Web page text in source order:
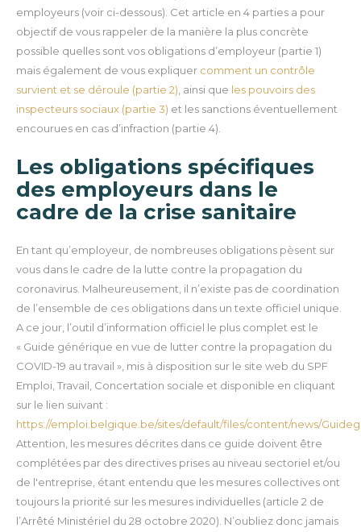
employeurs (voir ci-dessous). Cet article en 4 parties a pour
objectif de vous rappeler de la manière la plus concrète
possible quelles sont vos obligations d’employeur (partie 1)
mais également de vous expliquer comment un contrôle
survient et se déroule (partie 2) , ainsi que les pouvoirs des
inspecteurs sociaux (partie 3) et les sanctions éventuellement
encourues en cas d’infraction (partie 4).
Les obligations spécifiques
des employeurs dans le
cadre de la crise sanitaire
En tant qu’employeur, de nombreuses obligations pèsent sur
vous dans le cadre de la lutte contre la propagation du
coronavirus. Malheureusement, il n’existe pas de coordination
de l’ensemble de ces obligations dans un texte officiel unique.
A ce jour, l’outil d’information officiel le plus complet est le
« Guide générique en vue de lutter contre la propagation du
COVID-19 au travail », mis à disposition sur le site web du SPF
Emploi, Travail, Concertation sociale et disponible en cliquant
sur le lien suivant :
https://emploi.belgique.be/sites/default/files/content/news/
Attention, les mesures décrites dans ce guide doivent être
complétées par des directives prises au niveau sectoriel et/ou
de l'entreprise, étant entendu que les mesures collectives ont
toujours la priorité sur les mesures individuelles (article 2 de
l’Arrêté Ministériel du 28 octobre 2020). N’oubliez donc jamais